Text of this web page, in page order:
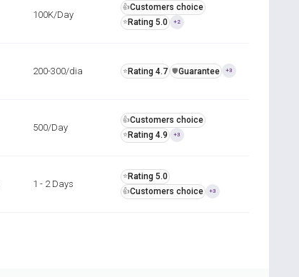
100K/Day
👍Customers choice
⭐ Rating 5.0 +2
200-300/dia ⭐Rating 4.7 ️🛡️Guarantee +3
500/Day
👍Customers choice
⭐ Rating 4.9 +3
1 - 2 Days
⭐ Rating 5.0
👍Customers choice +3